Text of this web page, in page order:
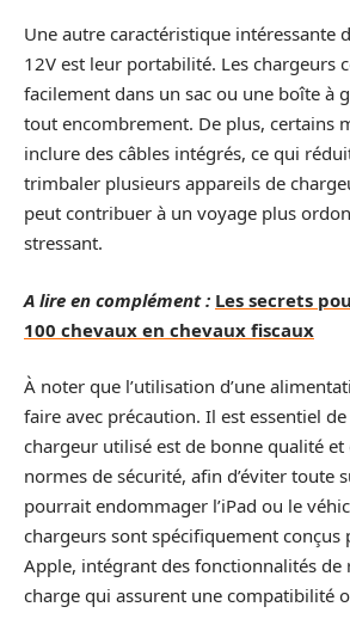
Une autre caractéristique intéressante
12V est leur portabilité. Les chargeurs
facilement dans un sac ou une boîte à
tout encombrement. De plus, certains
inclure des câbles intégrés, ce qui
trimbaler plusieurs appareils de
peut contribuer à un voyage plus
stressant.
A lire en complément : Les secrets
100 chevaux en chevaux fiscaux
À noter que l’utilisation d’une
faire avec précaution. Il est essentiel de
chargeur utilisé est de bonne qualité et
normes de sécurité, afin d’éviter toute
pourrait endommager l’iPad ou le
chargeurs sont spécifiquement conçus
Apple, intégrant des fonctionnalités de
charge qui assurent une compatibilité